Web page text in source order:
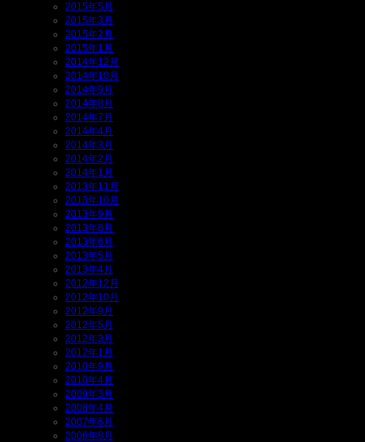
2015年5月
2015年3月
2015年2月
2015年1月
2014年12月
2014年10月
2014年9月
2014年8月
2014年7月
2014年4月
2014年3月
2014年2月
2014年1月
2013年11月
2013年10月
2013年9月
2013年8月
2013年6月
2013年5月
2013年4月
2012年12月
2012年10月
2012年9月
2012年5月
2012年3月
2012年1月
2010年9月
2010年4月
2009年3月
2008年4月
2007年6月
2006年8月